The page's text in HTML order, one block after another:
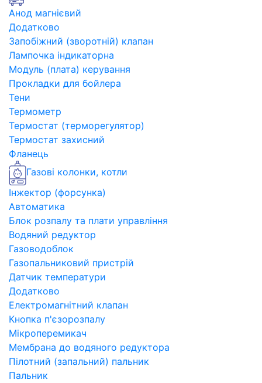
Анод магнієвий
Додатково
Запобіжний (зворотній) клапан
Лампочка індикаторна
Модуль (плата) керування
Прокладки для бойлера
Тени
Термометр
Термостат (терморегулятор)
Термостат захисний
Фланець
Газові колонки, котли
Інжектор (форсунка)
Автоматика
Блок розпалу та плати управління
Водяний редуктор
Газоводоблок
Газопальниковий пристрій
Датчик температури
Додатково
Електромагнітний клапан
Кнопка п'єзорозпалу
Мікроперемикач
Мембрана до водяного редуктора
Пілотний (запальний) пальник
Пальник